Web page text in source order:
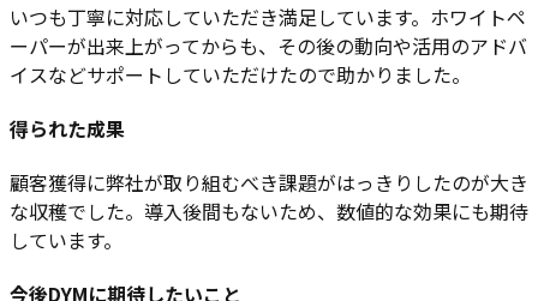
いつも丁寧に対応していただき満足しています。ホワイトペ
ーパーが出来上がってからも、その後の動向や活用のアドバ
イスなどサポートしていただけたので助かりました。
得られた成果
顧客獲得に弊社が取り組むべき課題がはっきりしたのが大き
な収穫でした。導入後間もないため、数値的な効果にも期待
しています。
今後DYMに期待したいこと